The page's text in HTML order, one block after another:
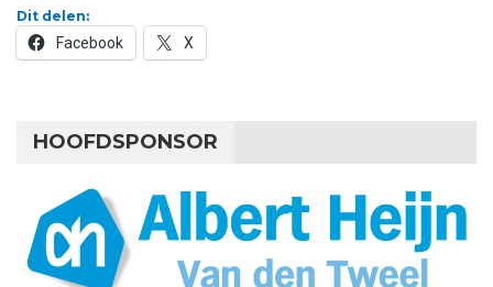
Dit delen:
Facebook X
HOOFDSPONSOR